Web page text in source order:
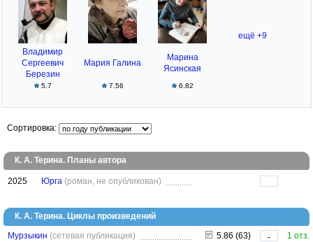
Владимир
Сергеевич
Березин
5.7
Мария Галина
7.56
Марина
Ясинская
6.82
ещё +9
Сортировка:
К. А. Терина. Планы автора
2025 Юрга (роман, не опубликован)
К. А. Терина. Циклы произведений
Мурзыкин (сетевая публикация) 5.86 (63) -
1 отз.